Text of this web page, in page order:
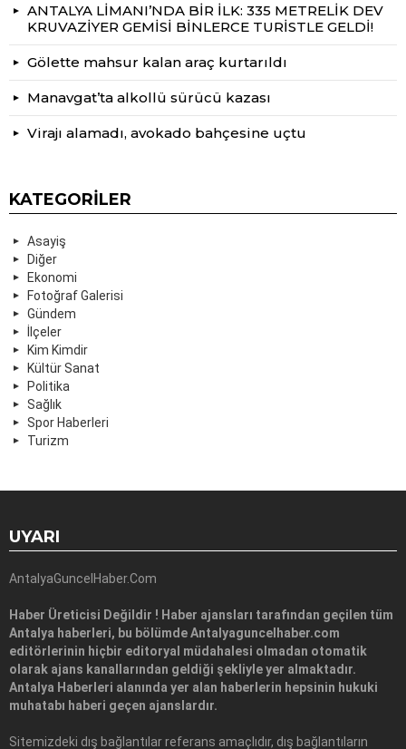
ANTALYA LİMANI’NDA BİR İLK: 335 METRELİK DEV
KRUVAZİYER GEMİSİ BİNLERCE TURİSTLE GELDİ!
Gölette mahsur kalan araç kurtarıldı
Manavgat’ta alkollü sürücü kazası
Virajı alamadı, avokado bahçesine uçtu
KATEGORILER
Asayiş
Diğer
Ekonomi
Fotoğraf Galerisi
Gündem
İlçeler
Kim Kimdir
Kültür Sanat
Politika
Sağlık
Spor Haberleri
Turizm
UYARI
AntalyaGuncelHaber.Com
Haber Üreticisi Değildir ! Haber ajansları tarafından geçilen tüm
Antalya haberleri, bu bölümde Antalyaguncelhaber.com
editörlerinin hiçbir editoryal müdahalesi olmadan otomatik
olarak ajans kanallarından geldiği şekliyle yer almaktadır.
Antalya Haberleri alanında yer alan haberlerin hepsinin hukuki
muhatabı haberi geçen ajanslardır.
Sitemizdeki dış bağlantılar referans amaçlıdır, dış bağlantıların